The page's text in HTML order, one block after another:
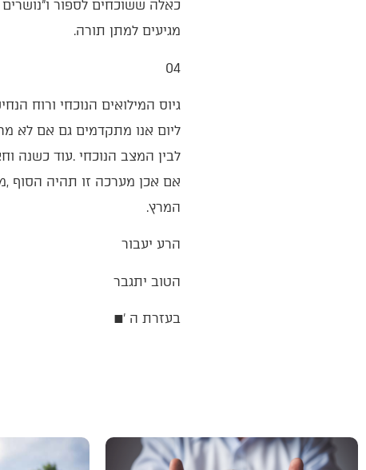
‬מגיעים‭ ‬למתן‭ ‬תורה‭.‬
04‭ ‬
‬המרץ‭.‬
הרע‭ ‬יעבור
הטוב‭ ‬יתגבר
בעזרת‭ ‬ה‮'‬‭ ‬ ■